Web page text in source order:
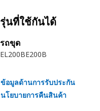
รุ่นที่ใช้กันได้
รถขุด
EL200BE200B
ข้อมูลด้านการรับประกัน
นโยบายการคืนสินค้า